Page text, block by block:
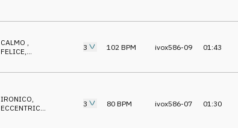
CALMO ,
FELICE,
3 102 BPM ivox586-09 01:43
IRONICO,
ECCENTRICO
3 80 BPM ivox586-07 01:30